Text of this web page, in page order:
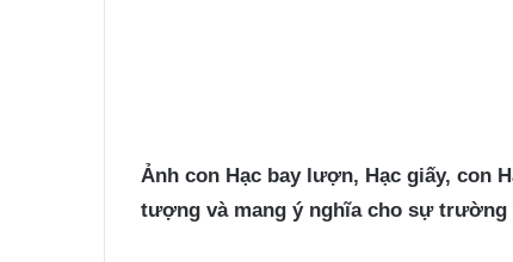
Ảnh con Hạc bay lượn, Hạc giấy, con
tượng và mang ý nghĩa cho sự